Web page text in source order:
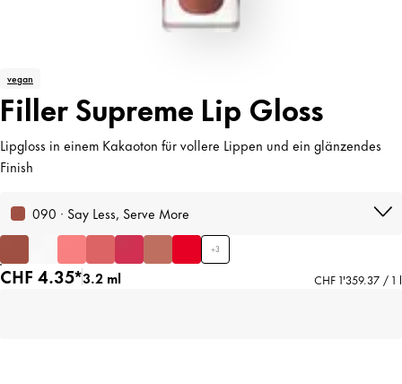
vegan
Filler Supreme Lip Gloss
Lipgloss in einem Kakaoton für vollere Lippen und ein glänzendes
Finish
090 · Say Less, Serve More
+3
CHF 4.35*3.2 ml CHF 1'359.37 / 1 l